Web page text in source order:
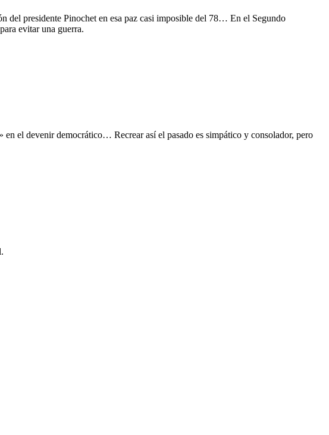
del presidente Pinochet en esa paz casi imposible del 78… En el Segundo
evitar una guerra.
el devenir democrático… Recrear así el pasado es simpático y consolador, pero